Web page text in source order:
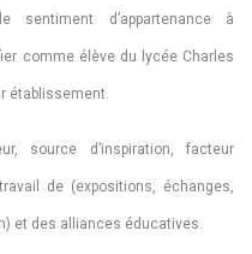
d’appartenance à
comme élève du lycée Charles
établissement.
source d’inspiration, facteur
de (expositions, échanges,
et des alliances éducatives.